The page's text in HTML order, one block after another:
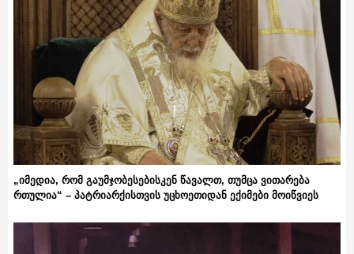
„იმედია, რომ გაუმჯობესებისკენ წავალთ, თუმცა ვითარება
რთულია“ – პატრიარქისთვის უცხოეთიდან ექიმები მოიწვიეს